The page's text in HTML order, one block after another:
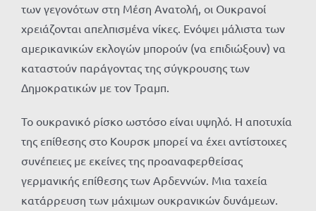
των γεγονότων στη Μέση Ανατολή, οι Ουκρανοί
χρειάζονται απελπισμένα νίκες. Ενόψει μάλιστα των
αμερικανικών εκλογών μπορούν (να επιδιώξουν) να
καταστούν παράγοντας της σύγκρουσης των
Δημοκρατικών με τον Τραμπ.
Το ουκρανικό ρίσκο ωστόσο είναι υψηλό. Η αποτυχία
της επίθεσης στο Κουρσκ μπορεί να έχει αντίστοιχες
συνέπειες με εκείνες της προαναφερθείσας
γερμανικής επίθεσης των Αρδεννών. Μια ταχεία
κατάρρευση των μάχιμων ουκρανικών δυνάμεων.